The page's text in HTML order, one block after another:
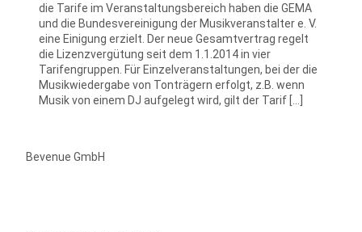
die Tarife im Veranstaltungsbereich haben die GEMA
und die Bundesvereinigung der Musikveranstalter e. V.
eine Einigung erzielt. Der neue Gesamtvertrag regelt
die Lizenzvergütung seit dem 1.1.2014 in vier
Tarifengruppen. Für Einzelveranstaltungen, bei der die
Musikwiedergabe von Tonträgern erfolgt, z.B. wenn
Musik von einem DJ aufgelegt wird, gilt der Tarif […]
Bevenue GmbH